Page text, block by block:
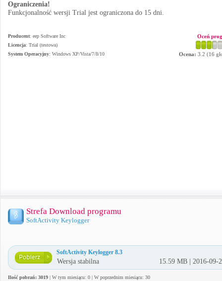
Ograniczenia!
Funkcjonalność wersji Trial jest ograniczona do 15 dni.
Producent: eep Software Inc
Licencja: Trial (testowa)
System Operacyjny: Windows XP/Vista/7/8/10
Oceń
Ocena: 3.2 (16
Strefa Download programu
SoftActivity Keylogger
SoftActivity Keylogger 8.3
Wersja stabilna 15.59 MB | 2016-09-
Ilość pobrań: 3019 | W tym miesiącu: 0 | W poprzednim miesiącu: 30